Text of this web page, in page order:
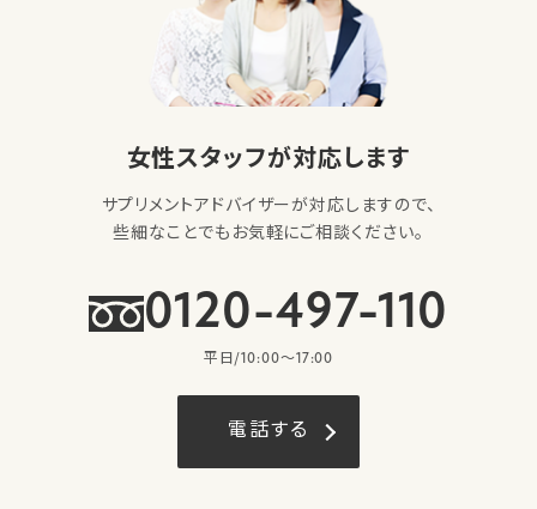
女性スタッフが対応します
サプリメントアドバイザーが対応しますので、
些細なことでもお気軽にご相談ください。
0120-497-110
平日/10:00〜17:00
電話する